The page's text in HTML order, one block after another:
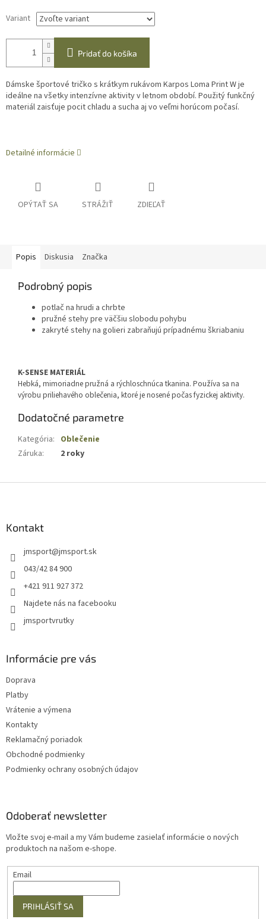
Variant
Pridať do košíka
Dámske športové tričko s krátkym rukávom Karpos Loma Print W je
ideálne na všetky intenzívne aktivity v letnom období. Použitý funkčný
materiál zaisťuje pocit chladu a sucha aj vo veľmi horúcom počasí.
Detailné informácie
OPÝTAŤ SA STRÁŽIŤ ZDIEĽAŤ
Popis Diskusia Značka
Podrobný popis
potlač na hrudi a chrbte
pružné stehy pre väčšiu slobodu pohybu
zakryté stehy na golieri zabraňujú prípadnému škriabaniu
K-SENSE MATERIÁL
Hebká, mimoriadne pružná a rýchloschnúca tkanina. Používa sa na
výrobu priliehavého oblečenia, ktoré je nosené počas fyzickej aktivity.
Dodatočné parametre
Kategória: Oblečenie
Záruka: 2 roky
Kontakt
jmsport@jmsport.sk
043/42 84 900
+421 911 927 372
Najdete nás na facebooku
jmsportvrutky
Informácie pre vás
Doprava
Platby
Vrátenie a výmena
Kontakty
Reklamačný poriadok
Obchodné podmienky
Podmienky ochrany osobných údajov
Odoberať newsletter
Vložte svoj e-mail a my Vám budeme zasielať informácie o nových
produktoch na našom e-shope.
Email
PRIHLÁSIŤ SA